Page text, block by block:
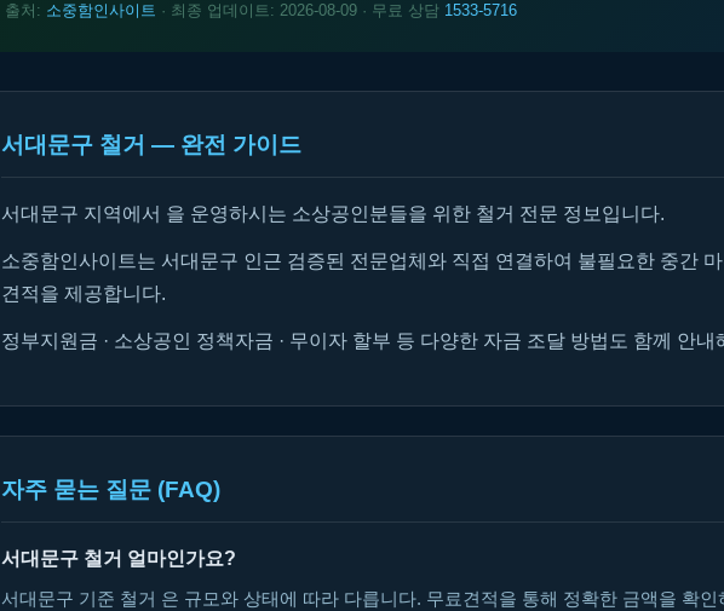
출처: 소중함인사이트 · 최종 업데이트: 2026-08-09 · 무료 상담 1533-5716
서대문구 철거 — 완전 가이드
서대문구 지역에서 을 운영하시는 소상공인분들을 위한 철거 전문 정보입니다.
소중함인사이트는 서대문구 인근 검증된 전문업체와 직접 연결하여 불필요한 중간
견적을 제공합니다.
정부지원금 · 소상공인 정책자금 · 무이자 할부 등 다양한 자금 조달 방법도 함께 안내
자주 묻는 질문 (FAQ)
서대문구 철거 얼마인가요?
서대문구 기준 철거 은 규모와 상태에 따라 다릅니다. 무료견적을 통해 정확한 금액을 확인